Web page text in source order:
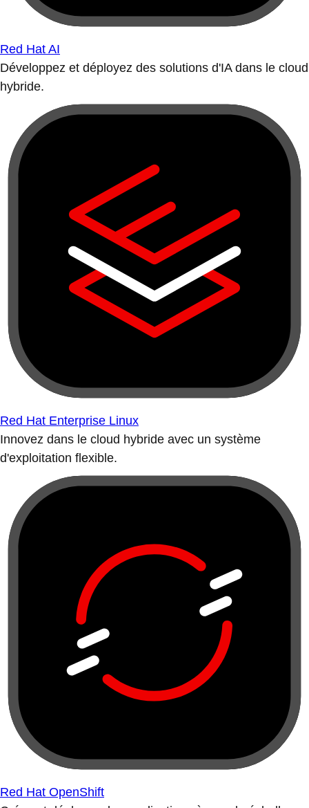
Red Hat AI
Développez et déployez des solutions d'IA dans le cloud
hybride.
Red Hat Enterprise Linux
Innovez dans le cloud hybride avec un système
d'exploitation flexible.
Red Hat OpenShift